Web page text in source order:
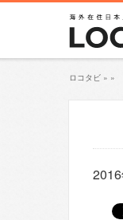
ロコタビ » »